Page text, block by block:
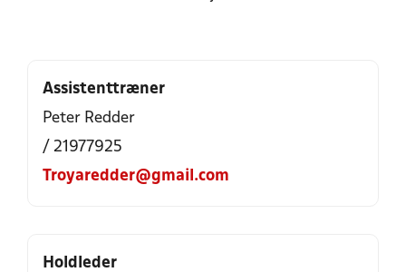
Assistenttræner
Peter Redder
/ 21977925
Troyaredder@gmail.com
Holdleder